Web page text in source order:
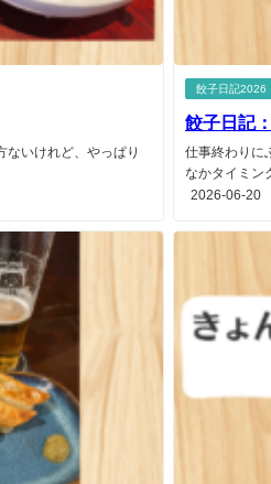
ないけれど、やっぱり
餃子日記2026
餃子日記
仕事終わりに
なかタイミン
2026-06-20